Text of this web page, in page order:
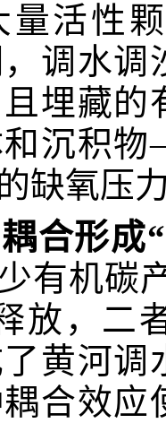
量活性
调水
埋藏的
沉积
缺氧压
合形成
有机碳
放，二
黄河
合效应